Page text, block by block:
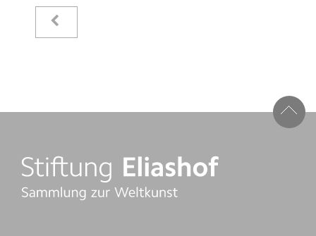
Kataloge
Zeichnungen
Malbücher